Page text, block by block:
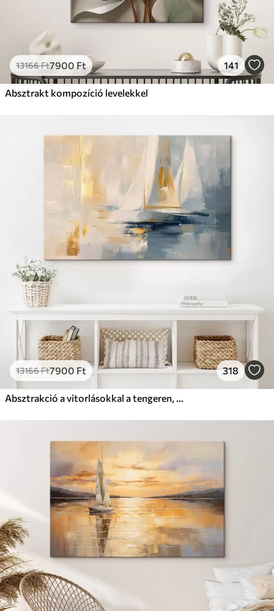
13166Ft7900 Ft 141
Absztrakt kompozíció levelekkel
13166Ft7900 Ft 318
Absztrakció a vitorlásokkal a tengeren, akril stílusban, naplemente